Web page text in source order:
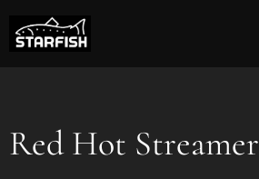
Red Hot Streamer